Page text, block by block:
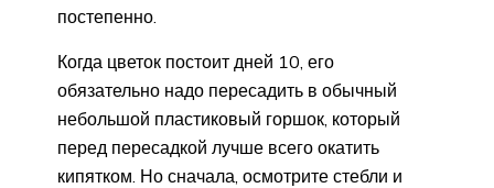
постепенно.
Когда цветок постоит дней 10, его
обязательно надо пересадить в обычный
небольшой пластиковый горшок, который
перед пересадкой лучше всего окатить
кипятком. Но сначала, осмотрите стебли и